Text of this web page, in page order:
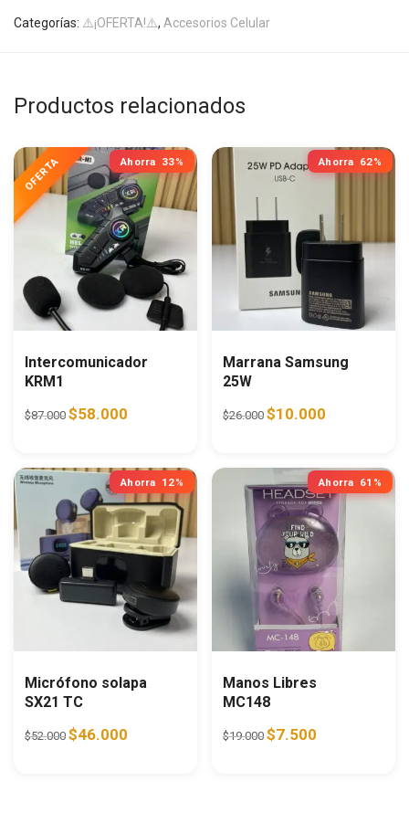
Categorías: ⚠️¡OFERTA!⚠️, Accesorios Celular
Productos relacionados
Ahorra 33%
Intercomunicador
KRM1
$87.000 Original price was: $87.000.
$58.000 Current price is: $58.000.
Ahorra 62%
Marrana Samsung
25W
$26.000 Original price was:
$10.000
Ahorra 12%
Micrófono solapa
SX21 TC
$52.000 Original price was: $52.000.
$46.000 Current price is: $46.000.
Ahorra 61%
Manos Libres
MC148
$19.000 Original price was:
$7.500